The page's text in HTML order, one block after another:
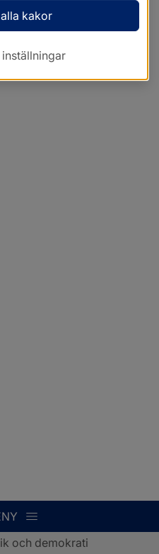
och demokrati
kakor